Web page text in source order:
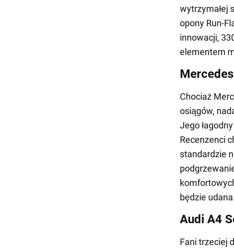
wytrzymałej
opony Run-
innowacji,
elementem
Chociaż
osiągów,
Jego
Recenzenci
standardzie
będzie
Audi A4
Fani trzeciej